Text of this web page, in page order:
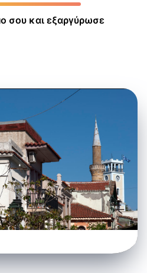
σου και εξαργύρωσε